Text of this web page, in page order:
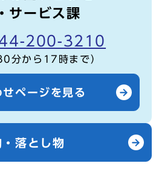
サービス課
200-3210
分から17時まで）
ページを見る
落とし物